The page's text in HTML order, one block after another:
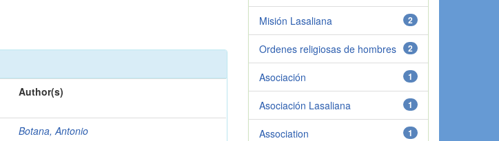
Author(s)
Botana, Antonio
2
Misión Lasaliana
2
Ordenes religiosas de hombres
1
Asociación
1
Asociación Lasaliana
1
Association